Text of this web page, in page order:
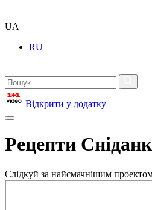
UA
RU
Відкрити у додатку
Рецепти
Слідкуй за найсмачнішим